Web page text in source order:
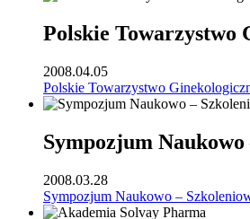
Polskie Towarzystwo
2008.04.05
Polskie Towarzystwo
Sympozjum Naukowo
2008.03.28
Sympozjum Naukowo –